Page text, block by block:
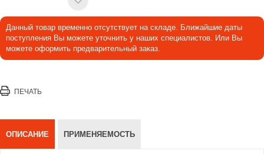
Данный товар временно отсутствует на складе. Ближайшие даты
поступления Вы можете уточнить у наших специалистов. Или Вы
можете оформить предварительный заказ.
ПЕЧАТЬ
ОПИСАНИЕ ПРИМЕНЯЕМОСТЬ